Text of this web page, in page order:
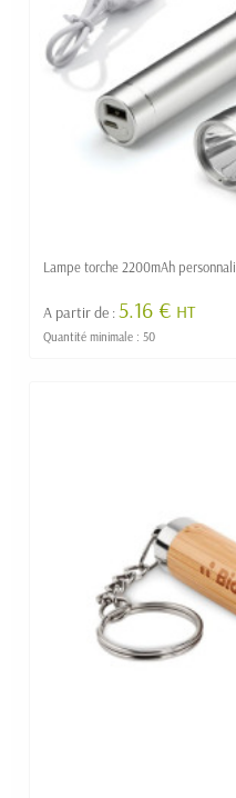
Lampe torche 2200mAh
A partir de :5.16 € HT
Quantité minimale : 50